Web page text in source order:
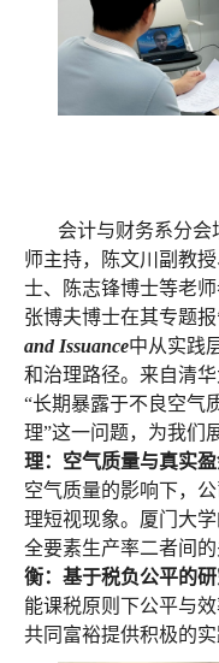
会计与财务系分
师主持，陈文川副教
士、陈志锋博士等老
张博夫博士在其专题报
and Issuance中从实践
和治理路径。来自清
“长期暴露于不良空气
理”这一问题，为我们
理：空气质量与真实
空气质量的影响下，
理短视现象。厦门大
全要素生产率二者间
衡：基于税负公平的
能课税原则下公平与
共同富裕提供积极的实